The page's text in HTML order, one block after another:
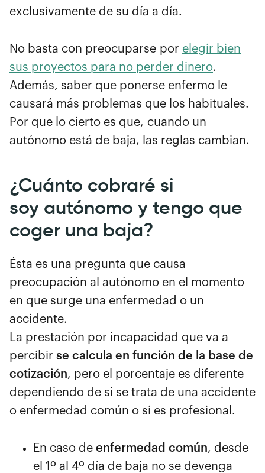
exclusivamente de su día a día.
No basta con preocuparse por elegir bien
sus proyectos para no perder dinero.
Además, saber que ponerse enfermo le
causará más problemas que los habituales.
Por que lo cierto es que, cuando un
autónomo está de baja, las reglas cambian.
¿Cuánto cobraré si
soy autónomo y tengo que
coger una baja?
Ésta es una pregunta que causa
preocupación al autónomo en el momento
en que surge una enfermedad o un
accidente.
La prestación por incapacidad que va a
percibir se calcula en función de la base de
cotización, pero el porcentaje es diferente
dependiendo de si se trata de una accidente
o enfermedad común o si es profesional.
En caso de enfermedad común, desde
el 1º al 4º día de baja no se devenga